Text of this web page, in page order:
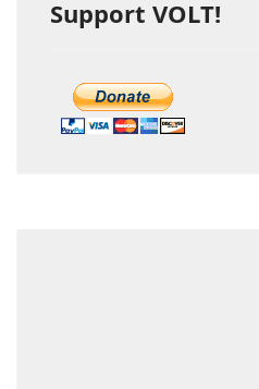
Support VOLT!